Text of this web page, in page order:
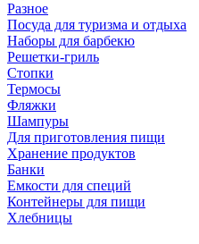
Разное
Посуда для туризма и отдыха
Наборы для барбекю
Решетки-гриль
Стопки
Термосы
Фляжки
Шампуры
Для приготовления пищи
Хранение продуктов
Банки
Емкости для специй
Контейнеры для пищи
Хлебницы